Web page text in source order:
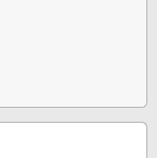
Pawn
Pawn